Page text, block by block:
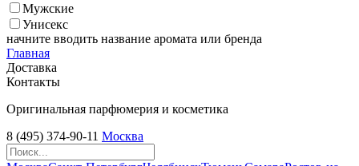
Мужские
Унисекс
начните вводить название аромата или бренда
Главная
Доставка
Контакты
Оригинальная парфюмерия и косметика
8 (495) 374-90-11 Москва